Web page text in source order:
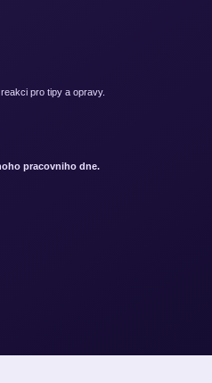
pro tipy a opravy.
pracovniho dne.